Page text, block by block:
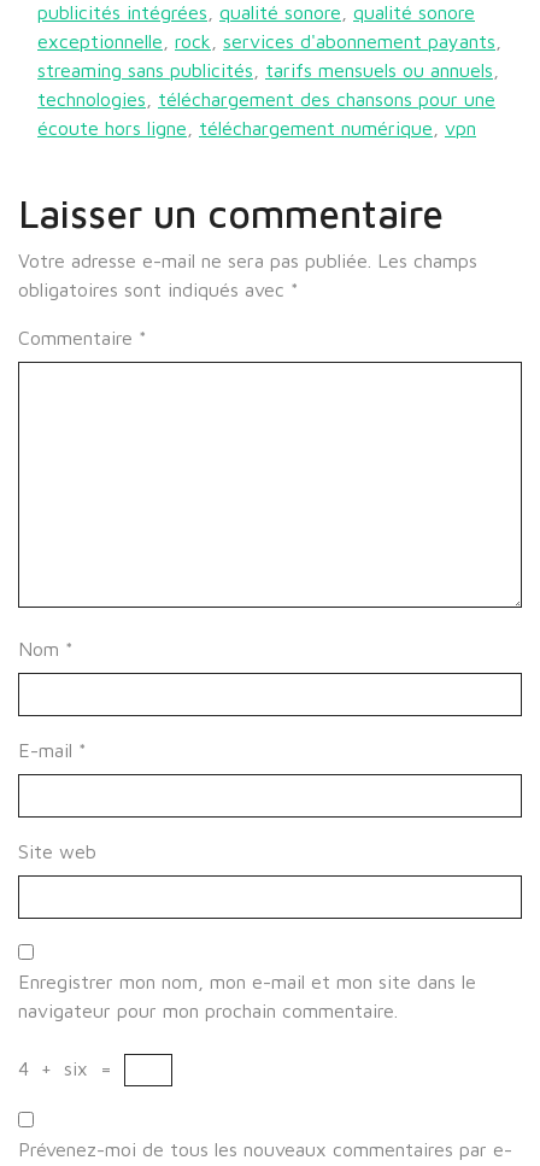
publicités intégrées
qualité sonore
qualité sonore
exceptionnelle
rock services d'abonnement payants
streaming sans publicités
tarifs mensuels ou annuels
technologies
téléchargement des chansons pour une
écoute hors ligne
téléchargement numérique vpn
Laisser un commentaire
Votre adresse e-mail ne sera pas publiée.
Les champs
obligatoires sont indiqués avec *
Commentaire *
Nom *
E-mail *
Site web
Enregistrer mon nom, mon e-mail et mon site dans le
navigateur pour mon prochain commentaire.
4 + six =
Prévenez-moi de tous les nouveaux commentaires par e-